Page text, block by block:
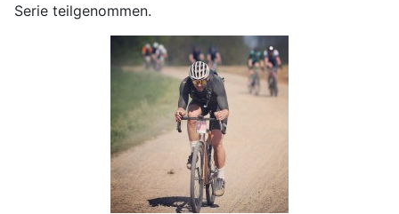
Serie teilgenommen.